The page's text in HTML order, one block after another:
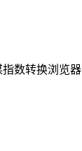
数转换浏